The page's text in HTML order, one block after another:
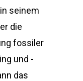
seinem
die
fossiler
und -
das